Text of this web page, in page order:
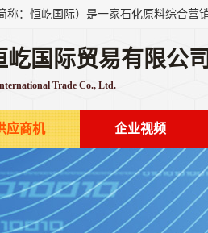
屹国际贸易有限公司
Trade Co., Ltd.
应商机 企业视频